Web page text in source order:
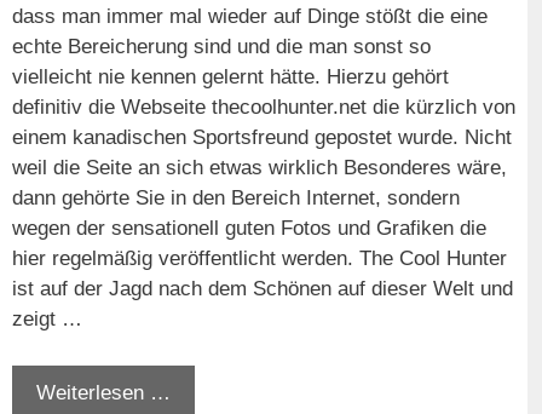
dass man immer mal wieder auf Dinge stößt die eine
echte Bereicherung sind und die man sonst so
vielleicht nie kennen gelernt hätte. Hierzu gehört
definitiv die Webseite thecoolhunter.net die kürzlich von
einem kanadischen Sportsfreund gepostet wurde. Nicht
weil die Seite an sich etwas wirklich Besonderes wäre,
dann gehörte Sie in den Bereich Internet, sondern
wegen der sensationell guten Fotos und Grafiken die
hier regelmäßig veröffentlicht werden. The Cool Hunter
ist auf der Jagd nach dem Schönen auf dieser Welt und
zeigt …
Weiterlesen …